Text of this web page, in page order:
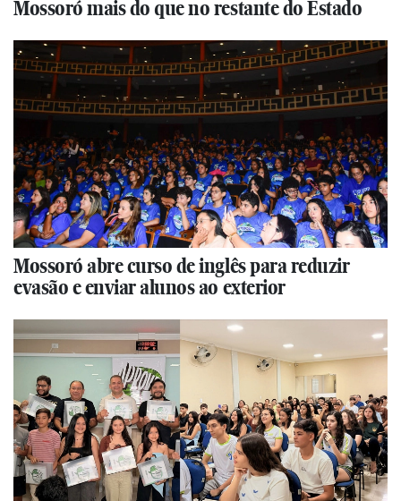
Mossoró mais do que no restante do Estado
Mossoró abre curso de inglês para reduzir
evasão e enviar alunos ao exterior